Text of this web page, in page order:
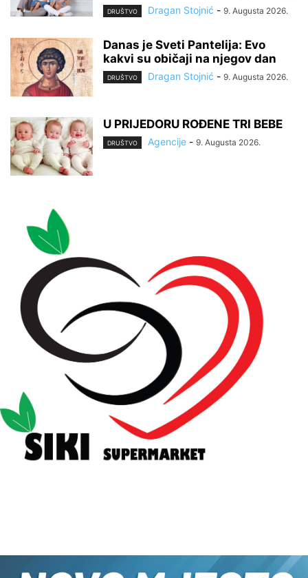
DRUŠTVO Dragan Stojnić - 9. Augusta 2026.
Danas je Sveti Pantelija: Evo
kakvi su običaji na njegov dan
DRUŠTVO Dragan Stojnić - 9. Augusta 2026.
U PRIJEDORU ROĐENE TRI BEBE
DRUŠTVO Agencije - 9. Augusta 2026.